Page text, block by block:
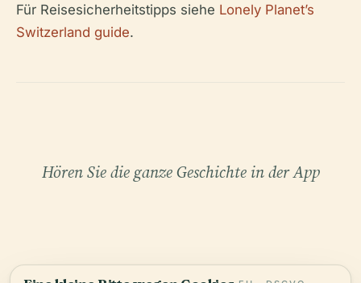
Für Reisesicherheitstipps siehe Lonely Planet’s
Switzerland guide.
Hören Sie die ganze Geschichte in der App